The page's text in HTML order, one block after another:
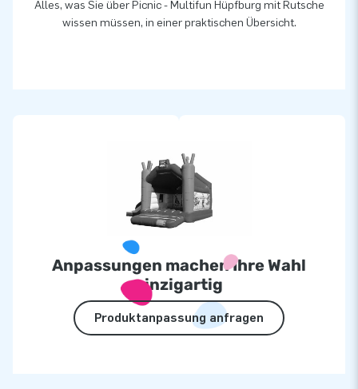
Alles, was Sie über Picnic - Multifun Hüpfburg mit Rutsche
wissen müssen, in einer praktischen Übersicht.
Anpassungen machen Ihre Wahl
einzigartig
Produktanpassung anfragen